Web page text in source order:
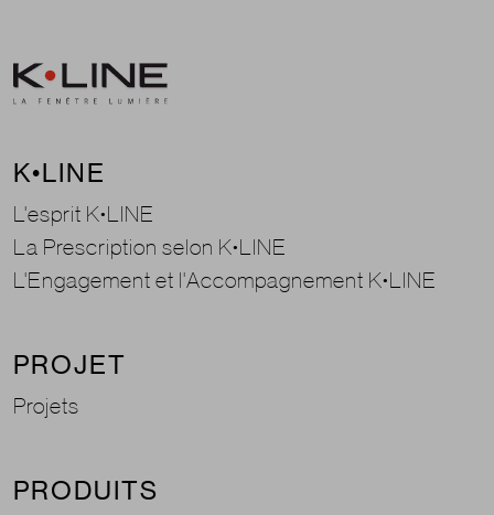
K•LINE
L'esprit K•LINE
La Prescription selon K•LINE
L'Engagement et l'Accompagnement K•LINE
PROJET
Projets
PRODUITS